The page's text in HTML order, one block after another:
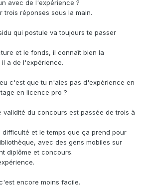
avec de l'expérience ?
trois réponses sous la main.
qui postule va toujours te passer
et le fonds, il connaît bien la
a de l'expérience.
c'est que tu n'aies pas d'expérience en
en licence pro ?
validité du concours est passée de trois à
difficulté et le temps que ça prend pour
avec des gens mobiles sur
diplôme et concours.
encore moins facile.